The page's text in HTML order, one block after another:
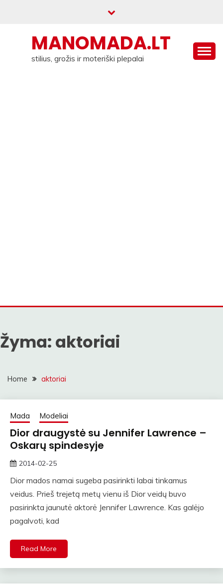
MANOMADA.LT
stilius, grožis ir moteriški plepalai
Žyma: aktoriai
Home aktoriai
Mada Modeliai
Dior draugystė su Jennifer Lawrence –
Oskarų spindesyje
2014-02-25
Dior mados namai sugeba pasirinkti labai tinkamus
veidus. Prieš trejetą metų vienu iš Dior veidų buvo
pasirinkta jaunutė aktorė Jennifer Lawrence. Kas galėjo
pagalvoti, kad
Read More